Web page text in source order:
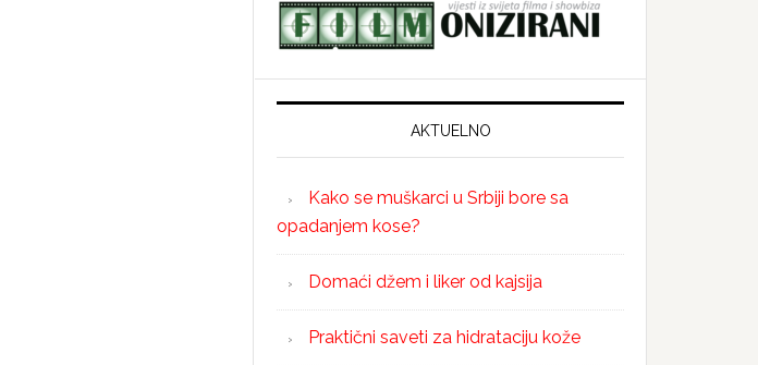
AKTUELNO
Kako se muškarci u Srbiji bore sa
opadanjem kose?
Domaći džem i liker od kajsija
Praktični saveti za hidrataciju kože